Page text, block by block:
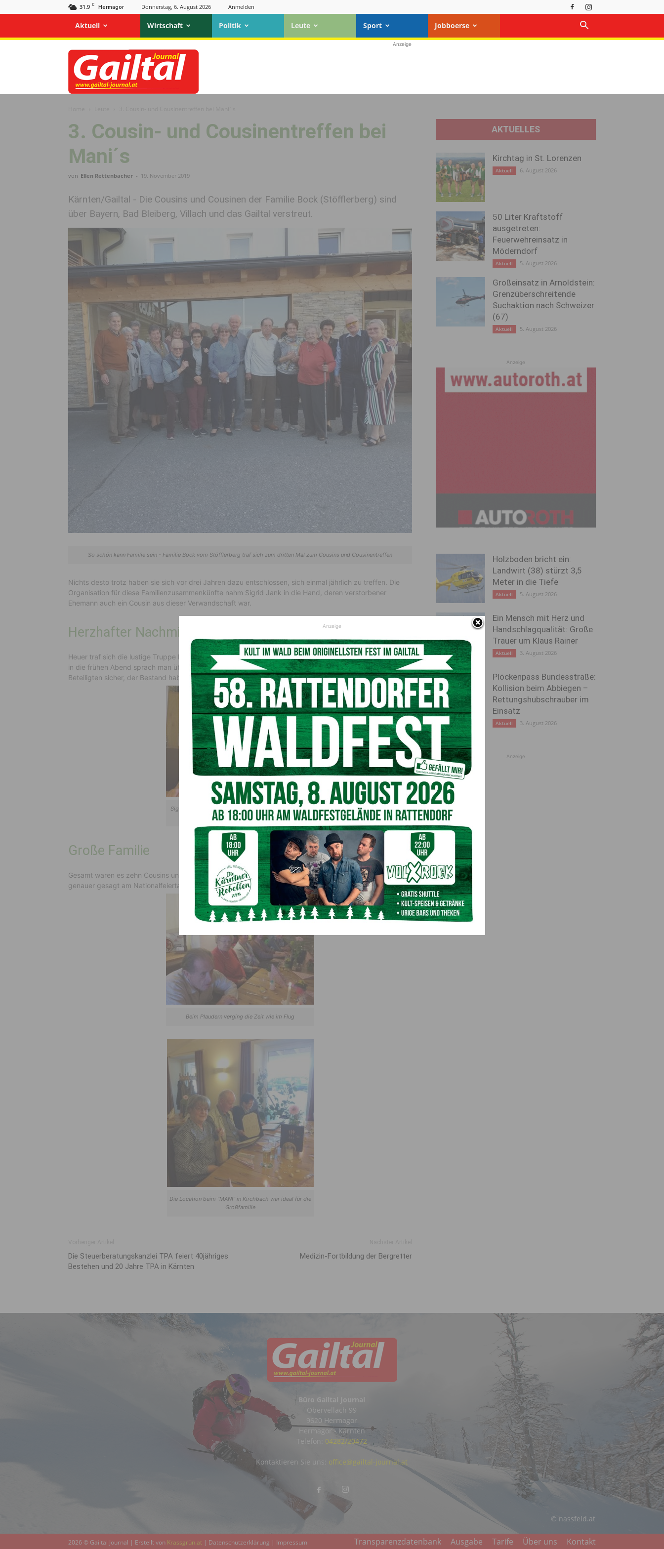
31.9 C Hermagor Donnerstag, 6. August 2026 Anmelden
Aktuell Wirtschaft Politik Leute Sport Jobboerse
Gailtal
Journal
Anzeige
3. Cousin- und Cousinentreffen bei
Mani´s
von Ellen Rettenbacher - 19. November 2019
Kärnten/Gailtal - Die Cousins und Cousinen der Familie Bock (Stöfflerberg) sind
über Bayern, Bad Bleiberg, Villach und das Gailtal verstreut.
So schön kann Familie sein - Familie Bock vom Stöfflerberg traf sich zum dritten Mal zum Cousins und Cousinentreffen
Nichts desto trotz haben sie sich vor drei Jahren dazu entschlossen, sich einmal jährlich zu treffen. Die
Organisation für diese Familienzusammenkünfte nahm Sigrid Jank in die Hand, deren verstorbener
Ehemann auch ein Cousin aus dieser Verwandschaft war.
Herzhafter Nachmittag
Heuer traf sich die lustige Truppe bei Mani´s in Kirchbach zu Speis und Trank. Von den Mittagsstunden bis
in die frühen Abend sprach man über Familie, Freunde und Lustiges. Ein Austausch, da sind sich alle
Beteiligten sicher, der Bestand haben soll und auch weiterhin gepflegt wird.
Sigrid Jank (Mitte) organisierte das Familientreffen mit
Herz und Liebe bereits zum dritten Mal
Große Familie
Gesamt waren es zehn Cousins und Cousinen mit ihren Ehefrauen/männern, die sich Ende Oktober –
genauer gesagt am Nationalfeiertag – getroffen haben, um das Familienleben zu intensivieren.
Beim Plaudern verging die Zeit wie im Flug
Die Location beim “MANI” in Kirchbach war ideal für die
Großfamilie
Die Steuerberatungskanzlei TPA feiert 40jähriges
Bestehen und 20 Jahre TPA in Kärnten
Medizin-Fortbildung der Bergretter
AKTUELLES
Kirchtag in St. Lorenzen
Aktuell 6. August 2026
50 Liter Kraftstoff
ausgetreten:
Feuerwehreinsatz in
Möderndorf
Aktuell 5. August 2026
Großeinsatz in Arnoldstein:
Grenzüberschreitende
Suchaktion nach Schweizer
(67)
Aktuell 5. August 2026
Anzeige
Holzboden bricht ein:
Landwirt (38) stürzt 3,5
Meter in die Tiefe
Aktuell 5. August 2026
Ein Mensch mit Herz und
Handschlagqualität: Große
Trauer um Klaus Rainer
Aktuell 3. August 2026
Plöckenpass Bundesstraße:
Kollision beim Abbiegen –
Rettungshubschrauber im
Einsatz
Aktuell 3. August 2026
Anzeige
Büro Gailtal Journal
Obervellach 99
9620 Hermagor
Hermagor - Kärnten
Telefon: 04282/20472
© nassfeld.at
Kontaktieren Sie uns: office@gailtal-journal.at
Transparenzdatenbank Ausgabe Tarife Über uns Kontakt
2026 © Gailtal Journal | Erstellt von Krassgrün.at | Datenschutzerklärung | Impressum
Anzeige